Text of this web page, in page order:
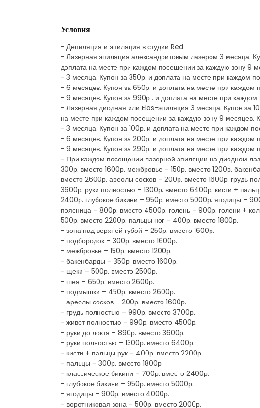
Условия
- Депиляция и эпиляция в студии Red
- Лазерная эпиляция александритовым лазером 3 месяца.
доплата на месте при каждом посещении за каждую зону 9
- 3 месяца. Купон за 350р. и доплата на месте при каждом
- 6 месяцев. Купон за 650р. и доплата на месте при каждом
- 9 месяцев. Купон за 990р . и доплата на месте при
- Лазерная диодная или Elos-эпиляция 3 месяца. Купон за
на месте при каждом посещении за каждую зону 9 месяцев.
- 3 месяца. Купон за 100р. и доплата на месте при каждом
- 6 месяцев. Купон за 200р. и доплата на месте при каждом
- 9 месяцев. Купон за 290р. и доплата на месте при каждом
- При каждом посещении лазерной эпиляции на диодном
300р. вместо 1600р. межбровье – 150р. вместо 1200р.
вместо 2600р. ареолы сосков – 200р. вместо 1600р. грудь
3600р. руки полностью – 1300р. вместо 6400р. кисти +
2400р. глубокое бикини – 950р. вместо 5000р. ягодицы –
поясница – 800р. вместо 4500р. голень – 900р. голени +
500р. вместо 2200р. пальцы ног – 400р. вместо 1800р.
- зона над верхней губой – 250р. вместо 1600р.
- подбородок – 300р. вместо 1600р.
- межбровье – 150р. вместо 1200р.
- бакенбарды – 350р. вместо 1600р.
- щеки – 500р. вместо 2500р.
- шея – 650р. вместо 2600р.
- подмышки – 450р. вместо 2600р.
- ареолы сосков – 200р. вместо 1600р.
- грудь полностью – 990р. вместо 3700р.
- живот полностью – 990р. вместо 4500р.
- руки до локтя – 890р. вместо 3600р.
- руки полностью – 1300р. вместо 6400р.
- кисти + пальцы рук – 400р. вместо 2200р.
- пальцы – 300р. вместо 1800р.
- классическое бикини – 700р. вместо 2400р.
- глубокое бикини – 950р. вместо 5000р.
- ягодицы – 900р. вместо 4000р.
- воротниковая зона – 500р. вместо 2000р.